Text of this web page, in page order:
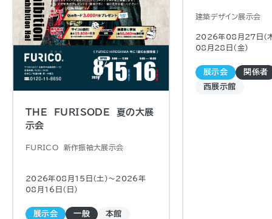
THE FURISODE 夏の大展
示会
FURICO 新作振袖大展示会
2026年08月15日（土)〜2026年
08月16日（日)
展示会 一般 本館
建築デザイン展示会
2026年08月27日（
08月28日（金)
展示会
関係者
西展示館